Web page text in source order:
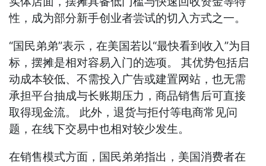
性，成为部分新手创业者尝试的切入方式之一。
“国民弟弟”表示，在美国若以“最快看到收入”为目
标，摆摊是相对容易入门的选项。 其优势包括启
动成本较低、不需投入广告或建置网站，也无需
承担平台抽成与长账期压力，商品销售后可直接
取得现金流。 此外，退货与拒付等电商常见问
题，在线下交易中也相对较少发生。
在销售模式方面，国民弟弟指出，美国消费者在